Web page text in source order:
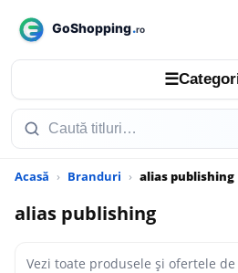
☰
Acasă Branduri alias publishing
alias publishing
Vezi toate produsele și ofertele